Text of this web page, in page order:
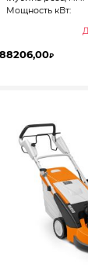
Мощность кВт:
88206,00₽